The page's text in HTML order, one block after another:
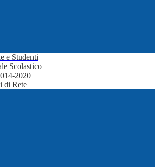
e Studenti
Scolastico
2020
di Rete